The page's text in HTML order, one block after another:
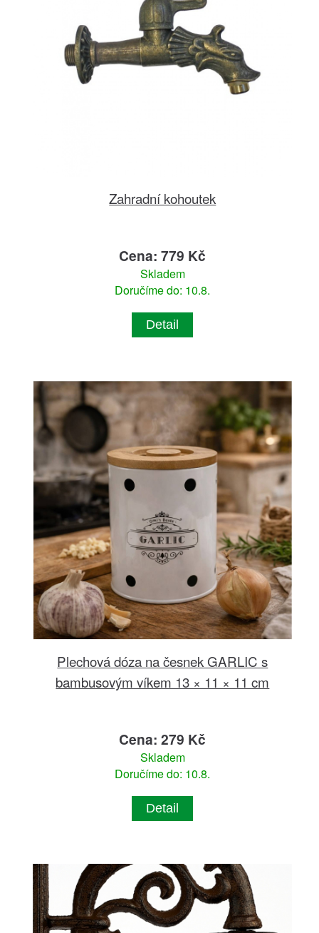
Zahradní kohoutek
Cena: 779 Kč
Skladem
Doručíme do: 10.8.
Detail
Plechová dóza na česnek GARLIC s
bambusovým víkem 13 × 11 × 11 cm
Cena: 279 Kč
Skladem
Doručíme do: 10.8.
Detail